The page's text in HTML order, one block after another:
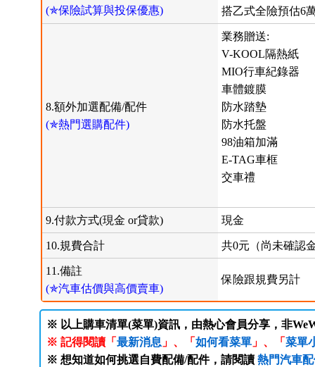
(✯保險試算與投保優惠)
搭乙式全險預估6
8.額外加選配備/配件
(✯熱門選購配件)
業務贈送:
V-KOOL隔熱紙
MIO行車紀錄器
車體鍍膜
防水踏墊
防水托盤
98油箱加滿
E-TAG車框
交車禮
9.付款方式(現金 or貸款) 現金
10.規費合計 共0元（尚未確認
11.備註
(✯汽車估價與高價賣車)
保險跟規費另計
※ 以上購車清單(菜單)資訊，由熱心會員分享，非
※ 記得閱讀「 最新消息 」、「 如何看菜單」、「 菜單
※ 想知道如何挑選自費配備/配件，請閱讀 熱門汽車